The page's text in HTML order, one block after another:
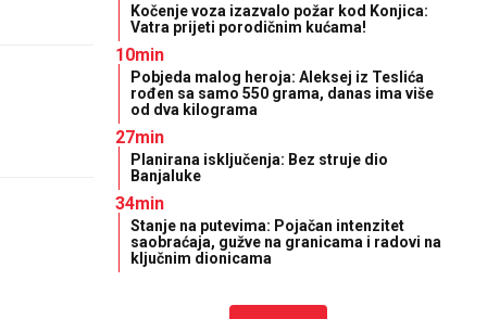
Kočenje voza izazvalo požar kod Konjica:
Vatra prijeti porodičnim kućama!
10min
Pobjeda malog heroja: Aleksej iz Teslića
rođen sa samo 550 grama, danas ima više
od dva kilograma
27min
Planirana isključenja: Bez struje dio
Banjaluke
34min
Stanje na putevima: Pojačan intenzitet
saobraćaja, gužve na granicama i radovi na
ključnim dionicama